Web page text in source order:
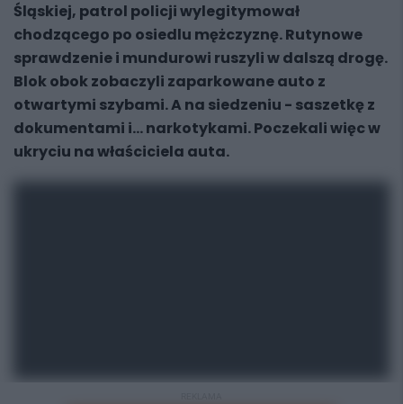
Śląskiej, patrol policji wylegitymował
chodzącego po osiedlu mężczyznę. Rutynowe
sprawdzenie i mundurowi ruszyli w dalszą drogę.
Blok obok zobaczyli zaparkowane auto z
otwartymi szybami. A na siedzeniu - saszetkę z
dokumentami i... narkotykami. Poczekali więc w
ukryciu na właściciela auta.